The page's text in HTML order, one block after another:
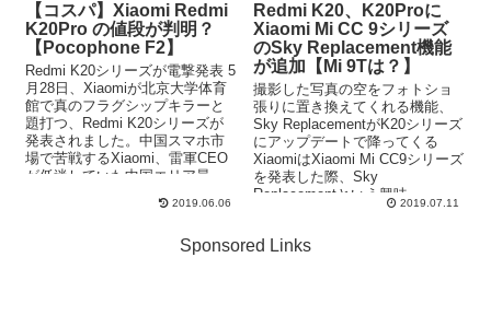
【コスパ】Xiaomi Redmi
K20Pro の値段が判明？
【Pocophone F2】
Redmi K20シリーズが電撃発表 5
月28日、Xiaomiが北京大学体育
館で真のフラグシップキラーと
題打つ、Redmi K20シリーズが
発表されました。中国スマホ市
場で苦戦するXiaomi、雷軍CEO
が低迷していた中国エリア最
2019.06.06
Redmi K20、K20Proに
Xiaomi Mi CC 9シリーズ
のSky Replacement機能
が追加【Mi 9Tは？】
撮影した写真の空をフォトショ
張りに置き換えてくれる機能、
Sky ReplacementがK20シリーズ
にアップデートで降ってくる
XiaomiはXiaomi Mi CC9シリーズ
を発表した際、Sky
Replacementという興味...
2019.07.11
Sponsored Links